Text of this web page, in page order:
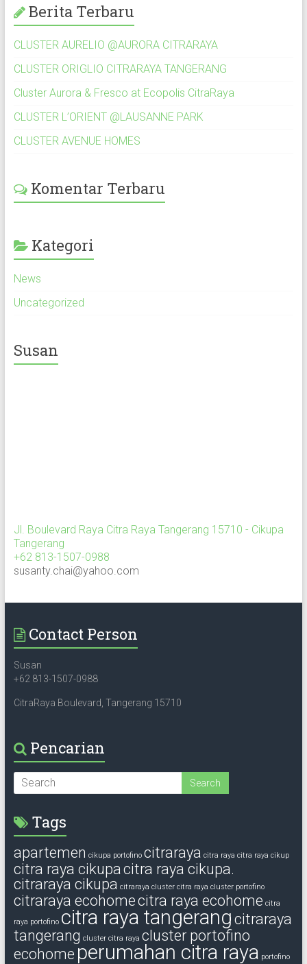
Berita Terbaru
CLUSTER AURELIO @AURORA CITRARAYA
CLUSTER ORIGLIO CITRARAYA TANGERANG
Cluster Aurora & Fresco at Ecopolis CitraRaya
CLUSTER L’ORIENT @LAUSANNE PARK
CLUSTER AVENUE HOMES
Komentar Terbaru
Kategori
News
Uncategorized
Susan
Jl. Boulevard Raya Citra Raya Tangerang 15710 - Cikupa
Tangerang
+62 813-1507-0988
susanty.chai@yahoo.com
Contact Person
Susan
+62 813-1507-0988
CitraRaya Boulevard, Tangerang 15710
Pencarian
Tags
apartemen cikupa portofino citraraya citra raya citra raya cikup
citra raya cikupacitra raya cikupa.
citraraya cikupa citraraya cluster citra raya cluster portofino
citraraya ecohomecitra raya ecohome citra
raya portofino citra raya tangerang citraraya
tangerang cluster citra raya cluster portofino
ecohomeperumahan citra raya portofino